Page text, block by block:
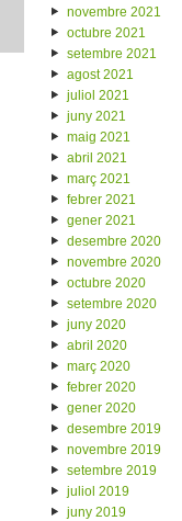
novembre 2021
octubre 2021
setembre 2021
agost 2021
juliol 2021
juny 2021
maig 2021
abril 2021
març 2021
febrer 2021
gener 2021
desembre 2020
novembre 2020
octubre 2020
setembre 2020
juny 2020
abril 2020
març 2020
febrer 2020
gener 2020
desembre 2019
novembre 2019
setembre 2019
juliol 2019
juny 2019